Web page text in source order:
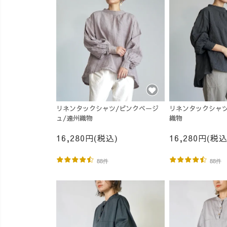
リネンタックシャツ/ピンクベージ
ュ/遠州織物
16,280円(税込)
88件
リネンタックシ
織物
16,280円(税
88件